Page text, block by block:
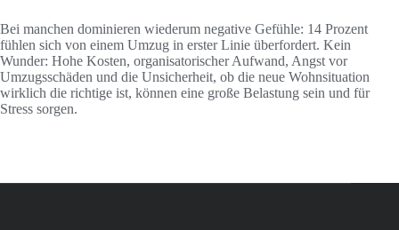
Bei manchen dominieren wiederum negative Gefühle: 14 Prozent
fühlen sich von einem Umzug in erster Linie überfordert. Kein
Wunder: Hohe Kosten, organisatorischer Aufwand, Angst vor
Umzugsschäden und die Unsicherheit, ob die neue Wohnsituation
wirklich die richtige ist, können eine große Belastung sein und für
Stress sorgen.